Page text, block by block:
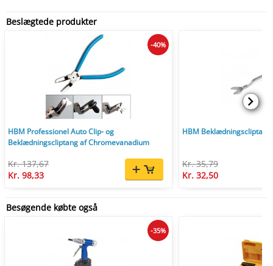
Beslægtede produkter
HBM Professionel Auto Clip- og
Beklædningscliptang af Chromevanadium
Kr. 137,67
Kr. 98,33
-40%
HBM
Kr. 35,79
Kr. 32,50
Besøgende købte også
-35%